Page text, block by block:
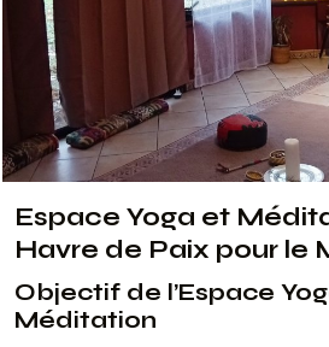
Espace Yoga et
Havre de Paix pour le
Objectif de l’Espace
Méditation